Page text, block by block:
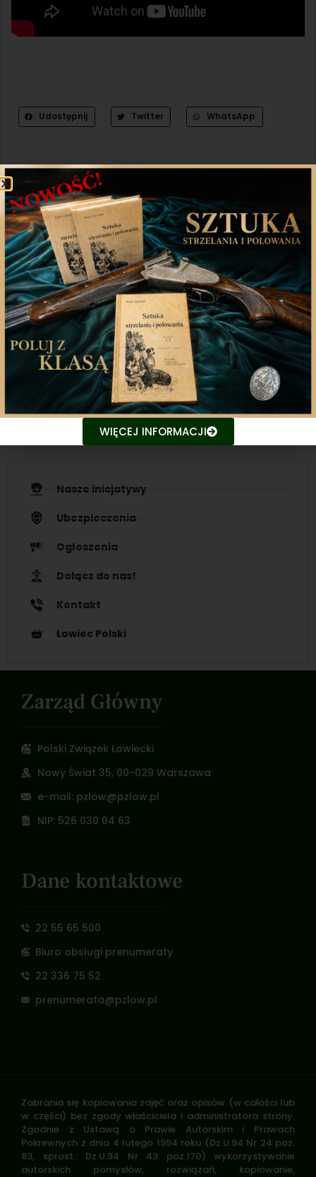
Udostępnij Twitter WhatsApp
Poprzedni artykuł
Aplikacja mobilna
Nasza aplikacja to doskonały towarzysz każdego
miłośnika łowiectwa, który pragnie pozostać na
bieżąco z najnowszymi treściami związanych stron.
Śledź aktualne wydarzenia
Udostępniaj treści znajomym
Nasze inicjatywy
Ubezpieczenia
Ogłoszenia
Dołącz do nas!
Kontakt
Łowiec Polski
Zarząd Główny
Polski Związek Łowiecki
Nowy Świat 35, 00-029 Warszawa
e-mail: pzlow@pzlow.pl
NIP: 526 030 04 63
Dane kontaktowe
22 55 65 500
Biuro obsługi prenumeraty
22 336 75 52
prenumerata@pzlow.pl
Zabrania się kopiowania zdjęć oraz opisów (w całości lub
w części) bez zgody właściciela i administratora strony.
Zgodnie z Ustawą o Prawie Autorskim i Prawach
Pokrewnych z dnia 4 lutego 1994 roku (Dz.U.94 Nr 24 poz.
83, sprost.: Dz.U.94 Nr 43 poz.170) wykorzystywanie
autorskich pomysłów, rozwiązań, kopiowanie,
WIĘCEJ INFORMACJI